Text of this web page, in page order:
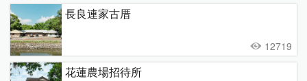
長良連家古厝
12719
花蓮農場招待所